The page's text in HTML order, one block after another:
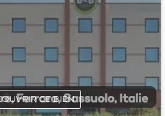
CE BIEN